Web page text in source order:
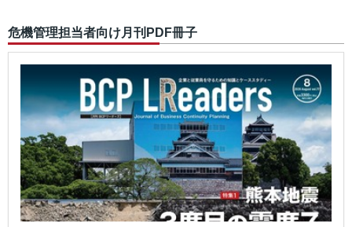
危機管理担当者向け月刊PDF冊子